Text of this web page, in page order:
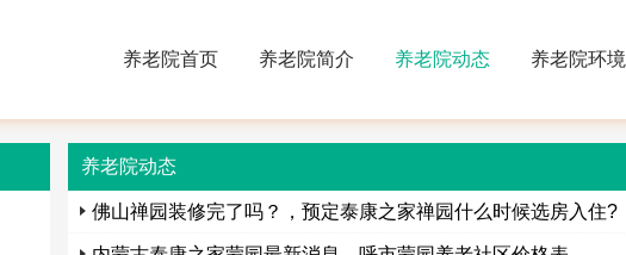
养老院首页 养老院简介 养老院动态 养老院环境
养老院动态
佛山禅园装修完了吗？，预定泰康之家禅园什么时候选房入住?